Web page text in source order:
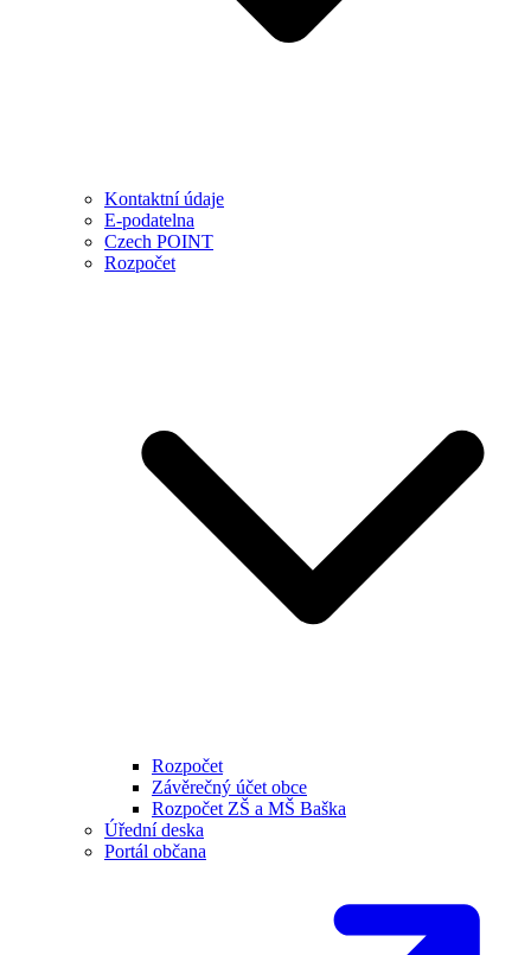
Kontaktní údaje
E-podatelna
Czech POINT
Rozpočet
Rozpočet
Závěrečný účet obce
Rozpočet ZŠ a MŠ Baška
Úřední deska
Portál občana